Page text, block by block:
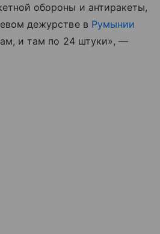
обороны и антиракеты,
дежурстве в Румынии
и там по 24 штуки», —